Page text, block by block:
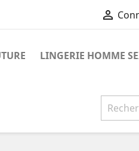

LINGERIE HOMME